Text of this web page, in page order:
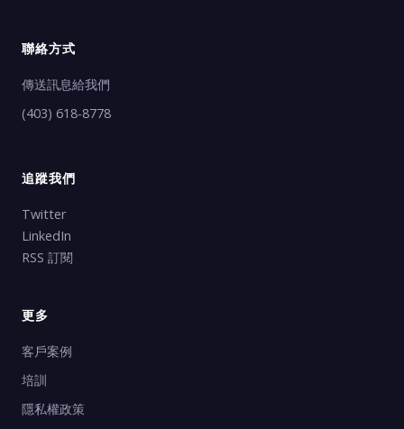
聯絡方式
傳送訊息給我們
(403) 618-8778
追蹤我們
Twitter
LinkedIn
RSS 訂閱
更多
客戶案例
培訓
隱私權政策